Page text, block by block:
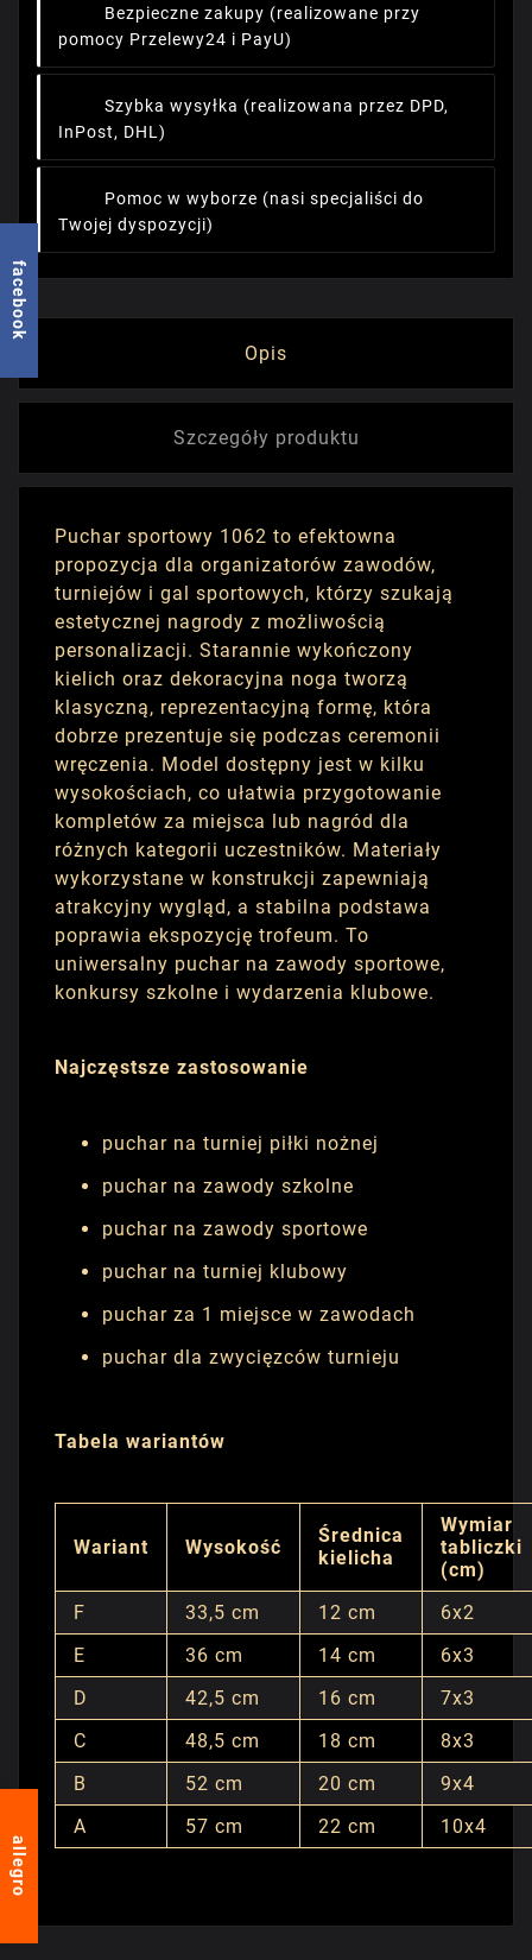
Bezpieczne zakupy (realizowane przy
pomocy Przelewy24 i PayU)
Szybka wysyłka (realizowana przez DPD,
InPost, DHL)
Pomoc w wyborze (nasi specjaliści do
Twojej dyspozycji)
Opis
Szczegóły produktu
Puchar sportowy 1062 to efektowna
propozycja dla organizatorów zawodów,
turniejów i gal sportowych, którzy szukają
estetycznej nagrody z możliwością
personalizacji. Starannie wykończony
kielich oraz dekoracyjna noga tworzą
klasyczną, reprezentacyjną formę, która
dobrze prezentuje się podczas ceremonii
wręczenia. Model dostępny jest w kilku
wysokościach, co ułatwia przygotowanie
kompletów za miejsca lub nagród dla
różnych kategorii uczestników. Materiały
wykorzystane w konstrukcji zapewniają
atrakcyjny wygląd, a stabilna podstawa
poprawia ekspozycję trofeum. To
uniwersalny puchar na zawody sportowe,
konkursy szkolne i wydarzenia klubowe.
Najczęstsze zastosowanie
puchar na turniej piłki nożnej
puchar na zawody szkolne
puchar na zawody sportowe
puchar na turniej klubowy
puchar za 1 miejsce w zawodach
puchar dla zwycięzców turnieju
Tabela wariantów
Wariant Wysokość
Średnica
kielicha
Wymiar
tabliczki
(cm)
F
33,5 cm 12 cm
6x2
E
36 cm 14 cm
6x3
D
42,5 cm 16 cm
7x3
C
48,5 cm 18 cm
8x3
B
52 cm 20 cm
9x4
A
57 cm 22 cm 10x4
facebook
allegro